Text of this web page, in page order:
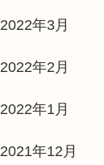
2022年3月
2022年2月
2022年1月
2021年12月